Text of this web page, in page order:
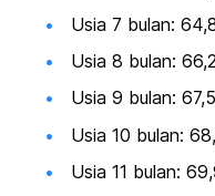
Usia 7 bulan:
Usia 8 bulan:
Usia 9 bulan:
Usia 10 bulan:
Usia 11 bulan: